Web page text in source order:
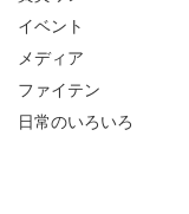
イベント
メディア
ファイテン
日常のいろいろ